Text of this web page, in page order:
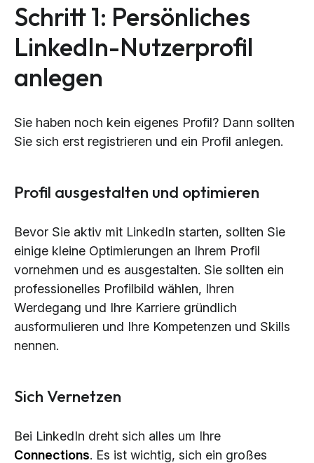
Schritt 1: Persönliches
LinkedIn-Nutzerprofil
anlegen
Sie haben noch kein eigenes Profil? Dann sollten
Sie sich erst registrieren und ein Profil anlegen.
Profil ausgestalten und optimieren
Bevor Sie aktiv mit LinkedIn starten, sollten Sie
einige kleine Optimierungen an Ihrem Profil
vornehmen und es ausgestalten. Sie sollten ein
professionelles Profilbild wählen, Ihren
Werdegang und Ihre Karriere gründlich
ausformulieren und Ihre Kompetenzen und Skills
nennen.
Sich Vernetzen
Bei LinkedIn dreht sich alles um Ihre
Connections. Es ist wichtig, sich ein großes